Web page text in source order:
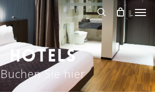
Suche
Hotels
Buchen Sie hier